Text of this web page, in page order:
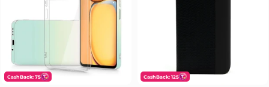
CashBack: 75 CashBack: 125